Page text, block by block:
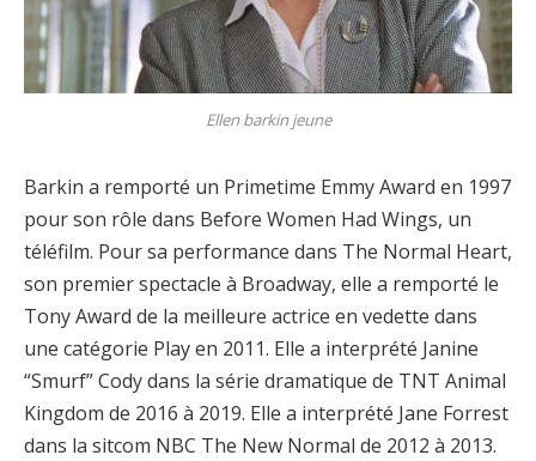
Ellen barkin jeune
Barkin a remporté un Primetime Emmy Award en 1997
pour son rôle dans Before Women Had Wings, un
téléfilm. Pour sa performance dans The Normal Heart,
son premier spectacle à Broadway, elle a remporté le
Tony Award de la meilleure actrice en vedette dans
une catégorie Play en 2011. Elle a interprété Janine
“Smurf” Cody dans la série dramatique de TNT Animal
Kingdom de 2016 à 2019. Elle a interprété Jane Forrest
dans la sitcom NBC The New Normal de 2012 à 2013.